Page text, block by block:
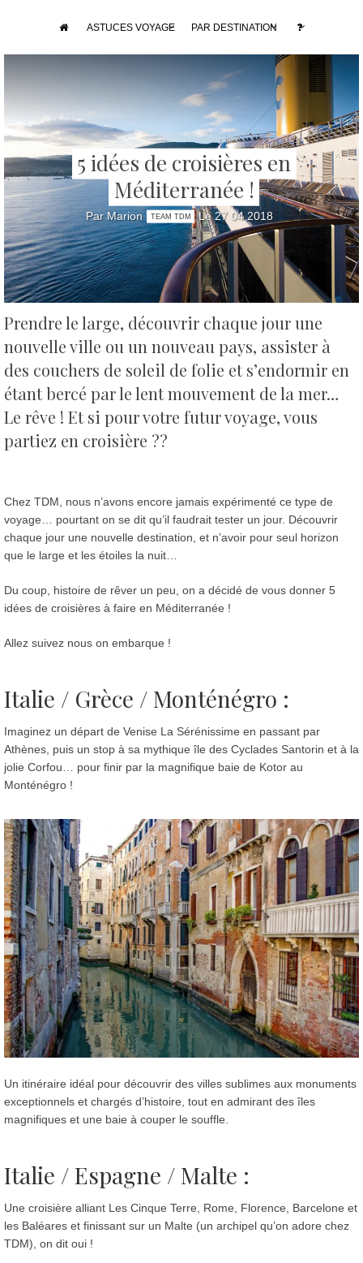
ASTUCES VOYAGE PAR DESTINATION
5 idées de croisières en
Méditerranée !
Par Marion TEAM TDM Le 27 04 2018
Prendre le large, découvrir chaque jour une
nouvelle ville ou un nouveau pays, assister à
des couchers de soleil de folie et s’endormir en
étant bercé par le lent mouvement de la mer…
Le rêve ! Et si pour votre futur voyage, vous
partiez en croisière ??
Chez TDM, nous n’avons encore jamais expérimenté ce type de
voyage… pourtant on se dit qu’il faudrait tester un jour. Découvrir
chaque jour une nouvelle destination, et n’avoir pour seul horizon
que le large et les étoiles la nuit…
Du coup, histoire de rêver un peu, on a décidé de vous donner 5
idées de croisières à faire en Méditerranée !
Allez suivez nous on embarque !
Italie / Grèce / Monténégro :
Imaginez un départ de Venise La Sérénissime en passant par
Athènes, puis un stop à sa mythique île des Cyclades Santorin et à la
jolie Corfou… pour finir par la magnifique baie de Kotor au
Monténégro !
Un itinéraire idéal pour découvrir des villes sublimes aux monuments
exceptionnels et chargés d’histoire, tout en admirant des îles
magnifiques et une baie à couper le souffle.
Italie / Espagne / Malte :
Une croisière alliant Les Cinque Terre, Rome, Florence, Barcelone et
les Baléares et finissant sur un Malte (un archipel qu’on adore chez
TDM), on dit oui !